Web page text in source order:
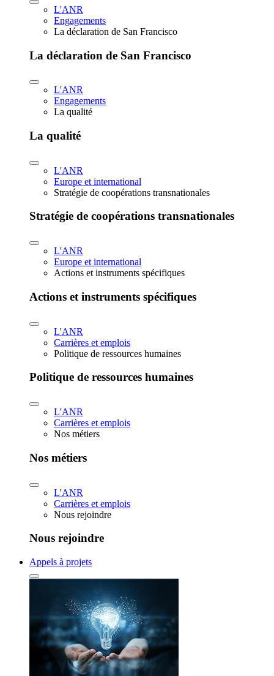
L'ANR
Engagements
La déclaration de San Francisco
La déclaration de San Francisco
L'ANR
Engagements
La qualité
La qualité
L'ANR
Europe et international
Stratégie de coopérations transnationales
Stratégie de coopérations transnationales
L'ANR
Europe et international
Actions et instruments spécifiques
Actions et instruments spécifiques
L'ANR
Carrières et emplois
Politique de ressources humaines
Politique de ressources humaines
L'ANR
Carrières et emplois
Nos métiers
Nos métiers
L'ANR
Carrières et emplois
Nous rejoindre
Nous rejoindre
Appels à projets